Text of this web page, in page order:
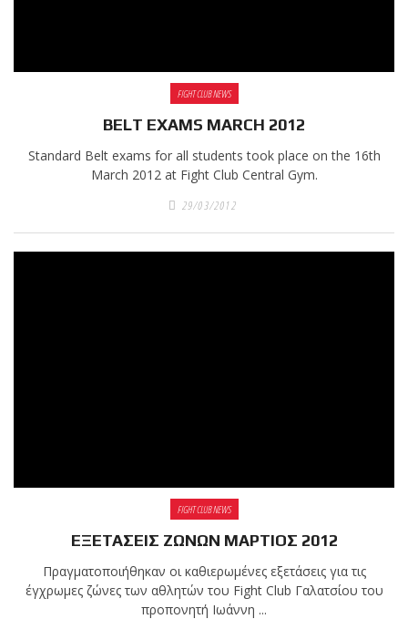
FIGHT CLUB NEWS
BELT EXAMS MARCH 2012
Standard Belt exams for all students took place on the 16th
March 2012 at Fight Club Central Gym.
29/03/2012
FIGHT CLUB NEWS
ΕΞΕΤΑΣΕΙΣ ΖΩΝΩΝ ΜΑΡΤΙΟΣ 2012
Πραγματοποιήθηκαν οι καθιερωμένες εξετάσεις για τις
έγχρωμες ζώνες των αθλητών του Fight Club Γαλατσίου του
προπονητή Ιωάννη ...